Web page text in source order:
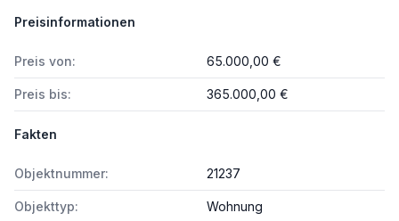
Preisinformationen
Preis von: 65.000,00 €
Preis bis: 365.000,00 €
Fakten
Objektnummer: 21237
Objekttyp: Wohnung